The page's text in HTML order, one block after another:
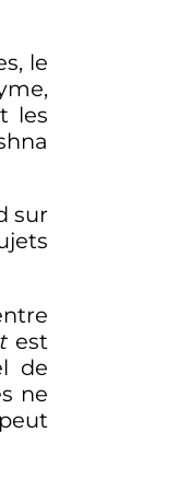
le
les
sur
est
de
ne